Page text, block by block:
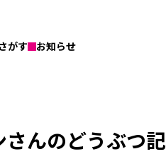
がす お知らせ
さんのどうぶつ